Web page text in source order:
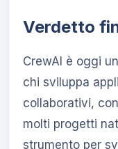
Verdetto
CrewAI è oggi
chi sviluppa
collaborativi,
molti progetti
strumento per